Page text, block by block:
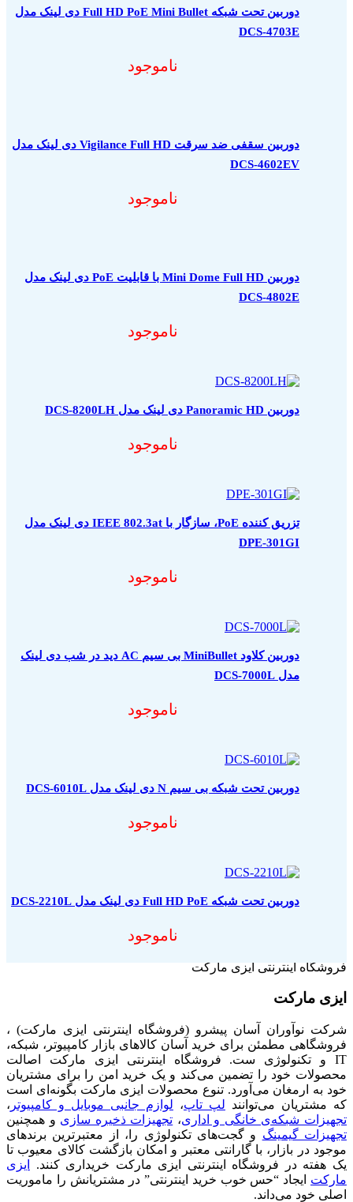
دوربین تحت شبکه Full HD PoE Mini Bullet دی لینک مدل
DCS-4703E
ناموجود
دوربین سقفی ضد سرقت Vigilance Full HD دی لینک مدل
DCS-4602EV
ناموجود
دوربین Mini Dome Full HD با قابلیت PoE دی لینک مدل
DCS-4802E
ناموجود
دوربین Panoramic HD دی لینک مدل DCS-8200LH
ناموجود
تزریق کننده PoE، سازگار با IEEE 802.3at دی لینک مدل
DPE-301GI
ناموجود
دوربین کلاود MiniBullet بی سیم AC دید در شب دی لینک
مدل DCS-7000L
ناموجود
دوربین تحت شبکه بی سیم N دی لینک مدل DCS-6010L
ناموجود
دوربین تحت شبکه Full HD PoE دی لینک مدل DCS-2210L
ناموجود
فروشگاه اینترنتی ایزی مارکت
ایزی مارکت
شرکت نوآوران آسان پیشرو (فروشگاه اینترنتی ایزی مارکت) ،
فروشگاهی مطمئن برای خرید آسان کالاهای بازار کامپیوتر، شبکه،
IT و تکنولوژی ست. فروشگاه اینترنتی ایزی مارکت اصالت
محصولات خود را تضمین می‌کند و یک خرید امن را برای مشتریان
خود به ارمغان می‌آورد. تنوع محصولات ایزی مارکت بگونه‌ای است
که مشتریان می‌توانند لپ تاپ، لوازم جانبی موبایل و کامپیوتر ،
تجهیزات شبکه‌ی خانگی و اداری، تجهیزات ذخیره سازی و همچنین
تجهیزات گیمینگ و گجت‌های تکنولوژی را، از معتبرترین برندهای
موجود در بازار، با گارانتی معتبر و امکان بازگشت کالای معیوب تا
یک هفته در فروشگاه اینترنتی ایزی مارکت خریداری کنند.
ایزی
مارکت ایجاد “حس خوب خرید اینترنتی” در مشتریانش را ماموریت
اصلی خود می‌داند.